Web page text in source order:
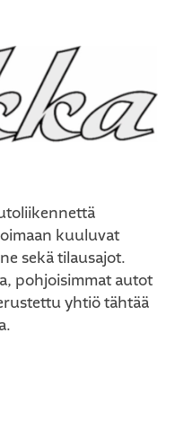
kuuluvat
sekä tilausajot.
pohjoisimmat autot
yhtiö tähtää